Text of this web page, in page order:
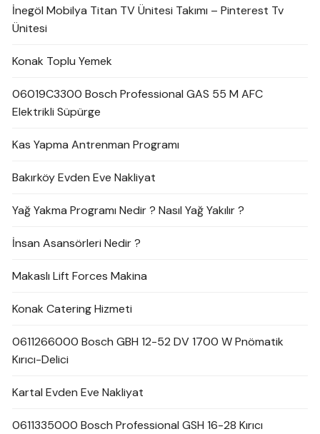
İnegöl Mobilya Titan TV Ünitesi Takımı – Pinterest Tv
Ünitesi
Konak Toplu Yemek
06019C3300 Bosch Professional GAS 55 M AFC
Elektrikli Süpürge
Kas Yapma Antrenman Programı
Bakırköy Evden Eve Nakliyat
Yağ Yakma Programı Nedir ? Nasıl Yağ Yakılır ?
İnsan Asansörleri Nedir ?
Makaslı Lift Forces Makina
Konak Catering Hizmeti
0611266000 Bosch GBH 12-52 DV 1700 W Pnömatik
Kırıcı-Delici
Kartal Evden Eve Nakliyat
0611335000 Bosch Professional GSH 16-28 Kırıcı